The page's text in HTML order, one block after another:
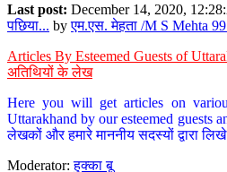
Last post: December 14, 2020,
पछिया... byएम.एस. मेहता /M S Mehta
Articles By Esteemed Guests of
अतिथियों के लेख
Here you will get articles on
Uttarakhand by our esteemed guests
लेखकों और हमारे माननीय सदस्यों द्वारा
Moderator:हुक्का बू